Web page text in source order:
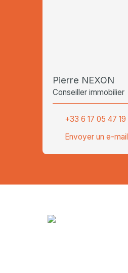
Pierre NEXON
Conseiller immobilier
+33 6 17 05 47 19
Envoyer un e-mail